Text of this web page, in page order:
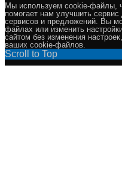
Мы используем cookie-файлы,
помогает нам улучшить
сервисов и предложений. Вы
файлах или изменить
сайтом без изменения
ваших cookie-файлов.
Scroll to Top